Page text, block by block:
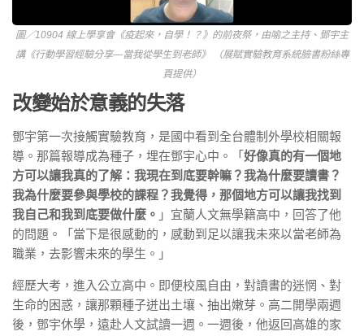
圖／10904 線上學享會《疫起來，自學！？》的前夜祭，由喻之主持、鄧宇主
講《行動學習經驗分享—當我從學生到老師》 （展賦實驗教育系統臉書粉絲專
頁提供）
改變始於意義的失落
鄧宇第一次接觸實驗教育，是國中看到全台體制外學校相關報
導。那篇報導成為種子，埋在鄧宇心中。「 好像真的有一個地
方可以讓我真的了解：我現在到底要幹嘛？我為什麼要讀書？
我為什麼要參與學校的課程？我覺得，那個地方可以讓我找到
我自己和我到底要做什麼。 」宜蘭人文無學籍高中，回答了他
的問題。「當下是很感動的，感動到足以讓我未來以當老師為
職業，去影響未來的學生。」
經歷大考，進入公立高中。即便校風自由，對讀書的迷惘、對
生命的困惑，讓那顆種子迸出土壤、抽出嫩芽。高二開學兩週
後，鄧宇休學，遠赴人文試讀一週。一週後，他返回高雄的家